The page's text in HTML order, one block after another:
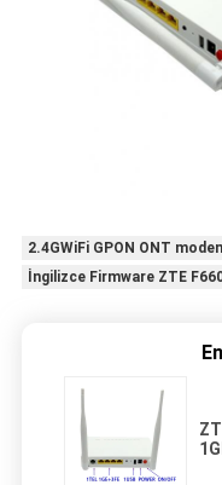
2.4GWiFi GPON ONT
İngilizce Firmware ZTE